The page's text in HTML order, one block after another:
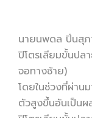
นายนพดล ปิ่นสุภ
ปิโตรเลียมขั้นป
จอทางซ้าย)
โดยในช่วงที่ผ่า
ตัวสูงขึ้นอันเป็นผ